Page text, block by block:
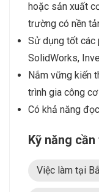
hoặc sản xuất
trường có nền
Sử dụng tốt các
SolidWorks,
Nắm vững kiến
trình gia công cơ
Có khả năng
Kỹ năng
Việc làm tại